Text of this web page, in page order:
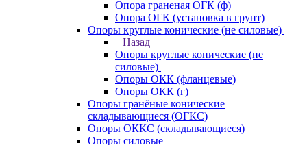
Опора граненая ОГК (ф)
Опора ОГК (установка в грунт)
Опоры круглые конические (не силовые)
Назад
Опоры круглые конические (не
силовые)
Опоры ОКК (фланцевые)
Опоры ОКК (г)
Опоры гранёные конические
складывающиеся (ОГКС)
Опоры ОККС (складывающиеся)
Опоры силовые